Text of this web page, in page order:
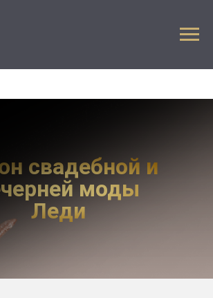
свадебной и
моды
Леди